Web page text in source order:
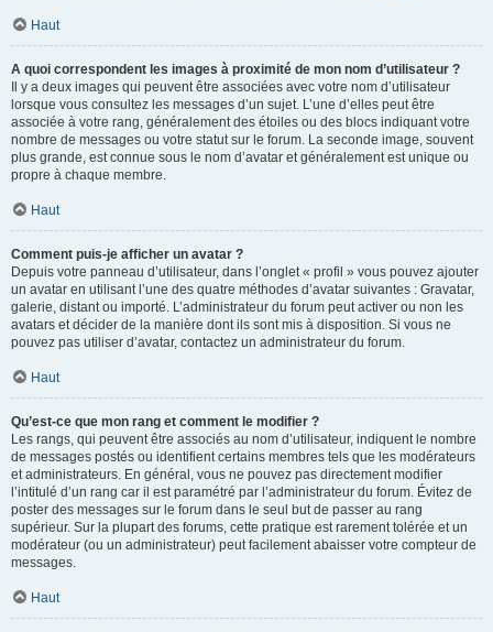
Haut
A quoi correspondent les images à proximité de mon nom d’utilisateur ?
Il y a deux images qui peuvent être associées avec votre nom d’utilisateur
lorsque vous consultez les messages d’un sujet. L’une d’elles peut être
associée à votre rang, généralement des étoiles ou des blocs indiquant votre
nombre de messages ou votre statut sur le forum. La seconde image, souvent
plus grande, est connue sous le nom d’avatar et généralement est unique ou
propre à chaque membre.
Haut
Comment puis-je afficher un avatar ?
Depuis votre panneau d’utilisateur, dans l’onglet « profil » vous pouvez ajouter
un avatar en utilisant l’une des quatre méthodes d’avatar suivantes : Gravatar,
galerie, distant ou importé. L’administrateur du forum peut activer ou non les
avatars et décider de la manière dont ils sont mis à disposition. Si vous ne
pouvez pas utiliser d’avatar, contactez un administrateur du forum.
Haut
Qu’est-ce que mon rang et comment le modifier ?
Les rangs, qui peuvent être associés au nom d’utilisateur, indiquent le nombre
de messages postés ou identifient certains membres tels que les modérateurs
et administrateurs. En général, vous ne pouvez pas directement modifier
l’intitulé d’un rang car il est paramétré par l’administrateur du forum. Évitez de
poster des messages sur le forum dans le seul but de passer au rang
supérieur. Sur la plupart des forums, cette pratique est rarement tolérée et un
modérateur (ou un administrateur) peut facilement abaisser votre compteur de
messages.
Haut